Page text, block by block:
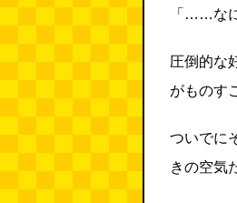
「……な
圧倒的な
がものす
ついでに
きの空気